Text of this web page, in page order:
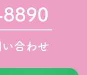
合わせ